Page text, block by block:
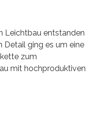
Leichtbau entstanden
Detail ging es um eine
zum
mit hochproduktiven